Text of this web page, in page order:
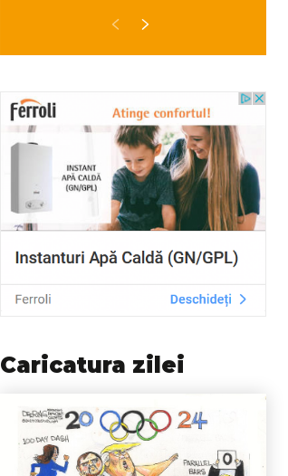
Caricatura zilei